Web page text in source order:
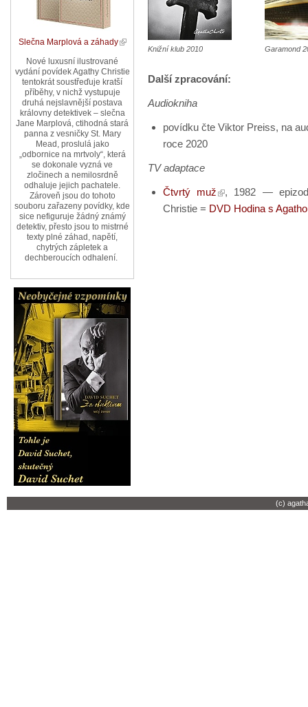
Knižní klub 2010 Garamond
Další zpracování:
Audiokniha
povídku čte Viktor Preiss, na
roce 2020
TV adaptace
Čtvrtý muž
, 1982 —
Christie = DVD Hodina s
Slečna Marplová a záhady
Nové luxusní ilustrované
vydání povídek Agathy Christie
tentokrát soustřeďuje kratší
příběhy, v nichž vystupuje
druhá nejslavnější postava
královny detektivek – slečna
Jane Marplová, ctihodná stará
panna z vesničky St. Mary
Mead, proslulá jako
„odbornice na mrtvoly“, která
se dokonale vyzná ve
zločinech a nemilosrdně
odhaluje jejich pachatele.
Zároveň jsou do tohoto
souboru zařazeny povídky, kde
sice nefiguruje žádný známý
detektiv, přesto jsou to mistrné
texty plné záhad, napětí,
chytrých zápletek a
dechberoucích odhalení.
(c)